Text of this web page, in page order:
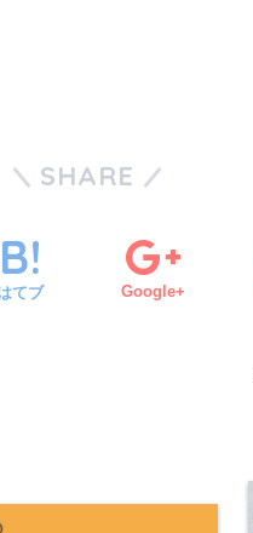
SHARE
てブ Google+